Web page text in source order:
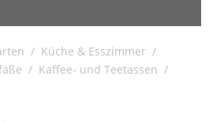
/ Küche & Esszimmer /
/ Kaffee- und Teetassen /